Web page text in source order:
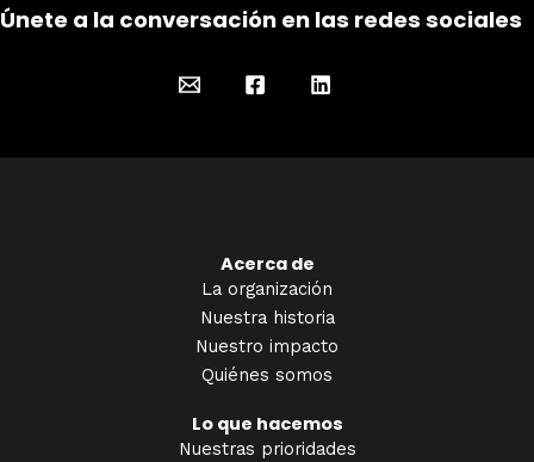
Únete a la conversación en las redes sociales
Acerca de
La organización
Nuestra historia
Nuestro impacto
Quiénes somos
Lo que hacemos
Nuestras prioridades